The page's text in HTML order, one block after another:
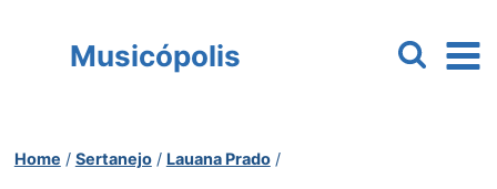
Musicópolis
Home / Sertanejo / Lauana Prado /